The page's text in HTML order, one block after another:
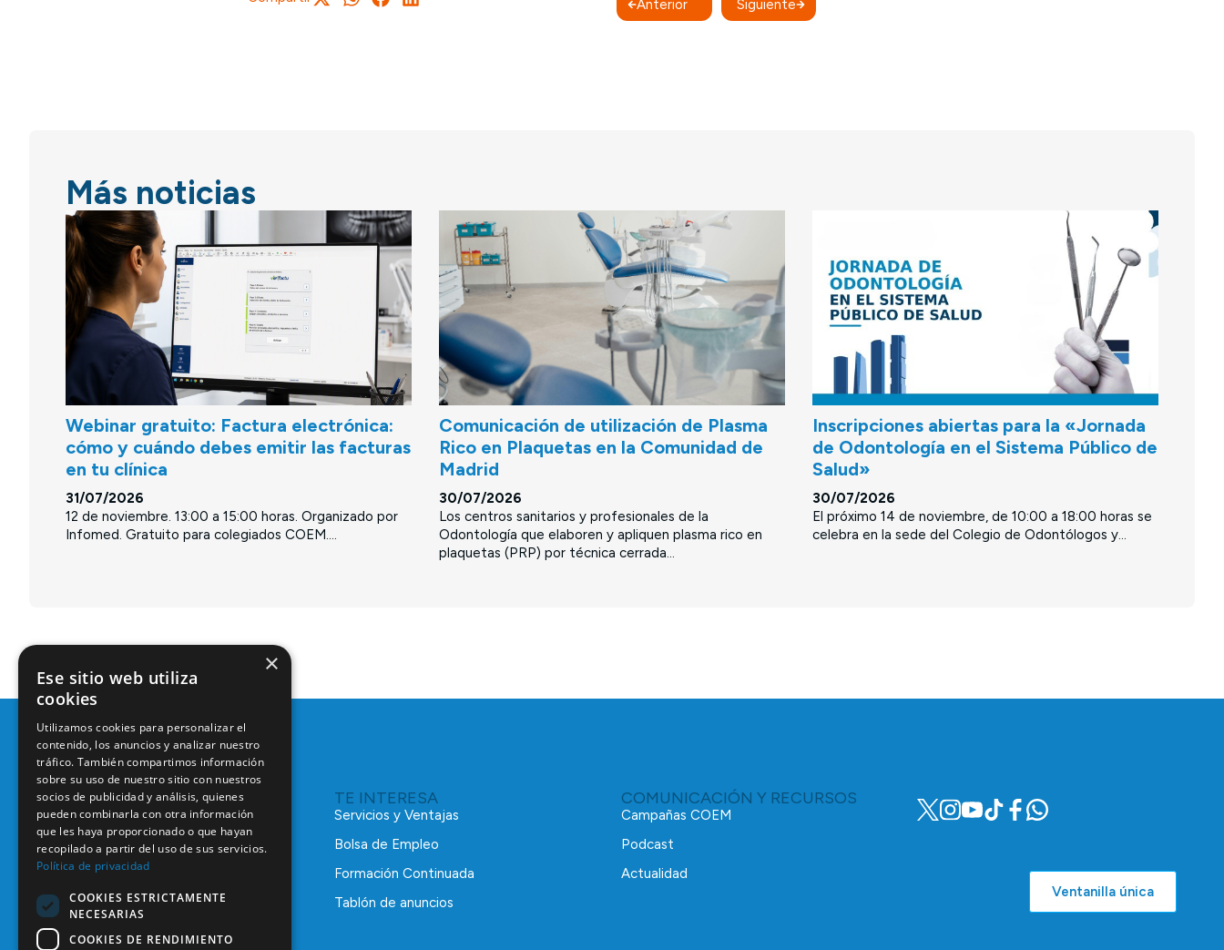
Anterior Siguiente
Más noticias
Webinar gratuito: Factura electrónica:
cómo y cuándo debes emitir las facturas
en tu clínica
31/07/2026
12 de noviembre. 13:00 a 15:00 horas. Organizado por
Infomed. Gratuito para colegiados COEM....
Comunicación de utilización de Plasma
Rico en Plaquetas en la Comunidad de
Madrid
30/07/2026
Los centros sanitarios y profesionales de la
Odontología que elaboren y apliquen plasma rico en
plaquetas (PRP) por técnica cerrada...
Inscripciones abiertas para la «Jornada
de Odontología en el Sistema Público de
Salud»
30/07/2026
El próximo 14 de noviembre, de 10:00 a 18:00 horas se
celebra en la sede del Colegio de Odontólogos y...
C/ Mauricio Legendre, 38
28046 Madrid
TE INTERESA
Servicios y Ventajas
Bolsa de Empleo
Formación Continuada
Tablón de anuncios
COMUNICACIÓN Y RECURSOS
Campañas COEM
Podcast
Actualidad
Ventanilla única
×
Ese sitio web utiliza
cookies
Utilizamos cookies para personalizar el
contenido, los anuncios y analizar nuestro
tráfico. También compartimos información
sobre su uso de nuestro sitio con nuestros
socios de publicidad y análisis, quienes
pueden combinarla con otra información
que les haya proporcionado o que hayan
recopilado a partir del uso de sus servicios.
Política de privacidad
COOKIES ESTRICTAMENTE
NECESARIAS
COOKIES DE RENDIMIENTO